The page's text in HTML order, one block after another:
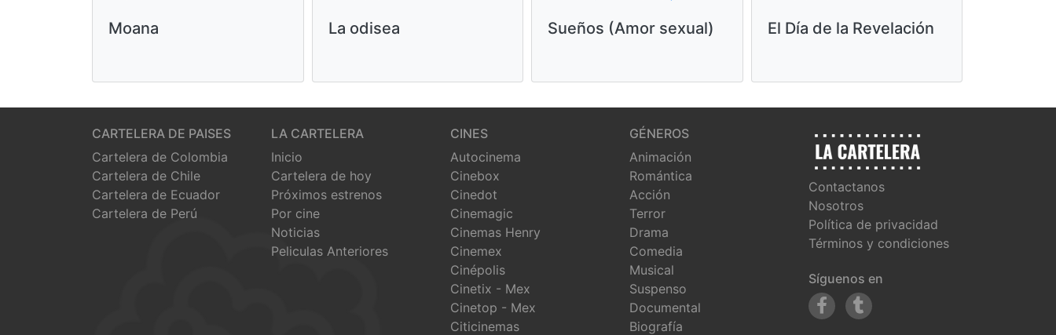
Moana La odisea Sueños (Amor sexual) El Día de la Revelación
CARTELERA DE PAISES
Cartelera de Colombia
Cartelera de Chile
Cartelera de Ecuador
Cartelera de Perú
LA CARTELERA
Inicio
Cartelera de hoy
Próximos estrenos
Por cine
Noticias
Peliculas Anteriores
CINES
Autocinema
Cinebox
Cinedot
Cinemagic
Cinemas Henry
Cinemex
Cinépolis
Cinetix - Mex
Cinetop - Mex
Citicinemas
GÉNEROS
Animación
Romántica
Acción
Terror
Drama
Comedia
Musical
Suspenso
Documental
Biografía
Contactanos
Nosotros
Política de privacidad
Términos y condiciones
Síguenos en